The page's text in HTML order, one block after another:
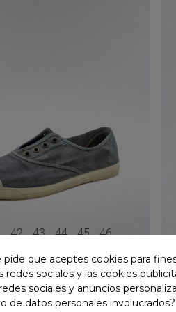
42 43 44 45 46
Gris Natural
40,00 €
44,99 €
que aceptes cookies para
redes sociales y las cookies
sociales y anuncios
de datos personales involucrados?